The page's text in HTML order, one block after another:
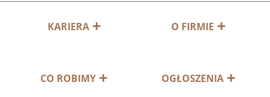
KARIERA O FIRMIE
CO ROBIMY OGŁOSZENIA